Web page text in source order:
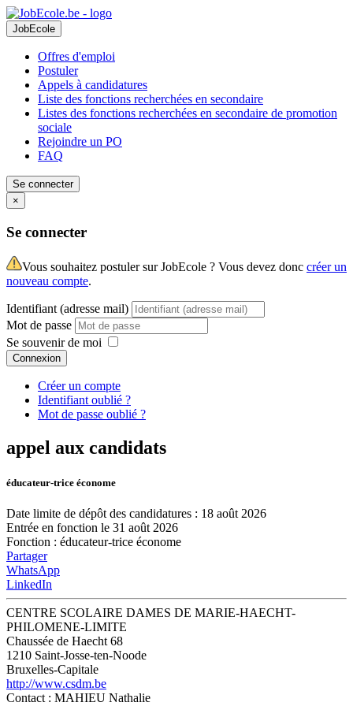
JobEcole
Offres d'emploi
Postuler
Appels à candidatures
Liste des fonctions recherchées en secondaire
Listes des fonctions recherchées en secondaire de promotion
sociale
Rejoindre un PO
FAQ
Se connecter
×
Se connecter
Vous souhaitez postuler sur JobEcole ? Vous devez donc créer un
nouveau compte.
Identifiant (adresse mail)
Mot de passe
Se souvenir de moi
Connexion
Créer un compte
Identifiant oublié ?
Mot de passe oublié ?
appel aux candidats
éducateur-trice économe
Date limite de dépôt des candidatures : 18 août 2026
Entrée en fonction le 31 août 2026
Fonction : éducateur-trice économe
Partager
WhatsApp
LinkedIn
CENTRE SCOLAIRE DAMES DE MARIE-HAECHT-
PHILOMENE-LIMITE
Chaussée de Haecht 68
1210 Saint-Josse-ten-Noode
Bruxelles-Capitale
http://www.csdm.be
Contact : MAHIEU Nathalie